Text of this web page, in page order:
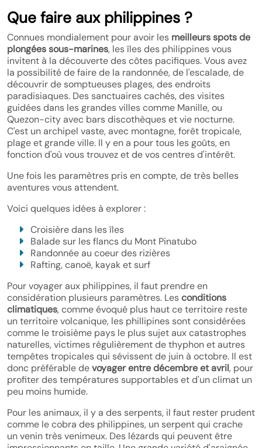
Que faire aux philippines ?
Connues mondialement pour avoir les meilleurs spots de
plongées sous-marines, les îles des philippines vous
invitent à la découverte des côtes pacifiques. Vous avez
la possibilité de faire de la randonnée, de l'escalade, de
découvrir de somptueuses plages, des endroits
paradisiaques. Des sanctuaires cachés, des visites
guidées dans les grandes villes comme Manille, ou
Quezon-city avec bars discothèques et vie nocturne.
C'est un archipel vaste, avec montagne, forêt tropicale,
plage et grande ville. Il y en a pour tous les goûts, en
fonction d'où vous trouvez et de vos centres d'intérêt.
Une fois les paramètres pris en compte, de très belles
aventures vous attendent.
Voici quelques idées à explorer :
Croisière dans les îles
Balade sur les flancs du Mont Pinatubo
Randonnée au coeur des rizières
Rafting, canoë, kayak et surf
Pour voyager aux philippines, il faut prendre en
considération plusieurs paramètres. Lesconditions
climatiques, comme évoqué plus haut ce territoire reste
un territoire volcanique, les phillipines sont considérées
comme le troisième pays le plus sujet aux catastrophes
naturelles, victimes régulièrement de thyphon et autres
tempêtes tropicales qui sévissent de juin à octobre. Il est
donc préférable devoyager entre décembre et avril, pour
profiter des températures supportables et d'un climat un
peu moins humide.
Pour les animaux, il y a des serpents, il faut rester prudent
comme le cobra des philippines, un serpent qui crache
un venin très venimeux. Des lézards qui peuvent être